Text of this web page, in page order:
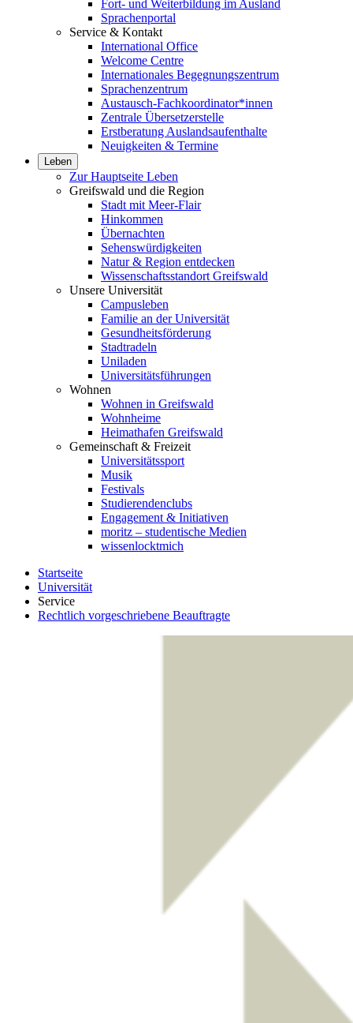
Fort- und Weiterbildung im Ausland
Sprachenportal
Service & Kontakt
International Office
Welcome Centre
Internationales Begegnungszentrum
Sprachenzentrum
Austausch-Fachkoordinator*innen
Zentrale Übersetzerstelle
Erstberatung Auslandsaufenthalte
Neuigkeiten & Termine
Leben
Zur Hauptseite Leben
Greifswald und die Region
Stadt mit Meer-Flair
Hinkommen
Übernachten
Sehenswürdigkeiten
Natur & Region entdecken
Wissenschaftsstandort Greifswald
Unsere Universität
Campusleben
Familie an der Universität
Gesundheitsförderung
Stadtradeln
Uniladen
Universitätsführungen
Wohnen
Wohnen in Greifswald
Wohnheime
Heimathafen Greifswald
Gemeinschaft & Freizeit
Universitätssport
Musik
Festivals
Studierendenclubs
Engagement & Initiativen
moritz – studentische Medien
wissenlocktmich
Startseite
Universität
Service
Rechtlich vorgeschriebene Beauftragte